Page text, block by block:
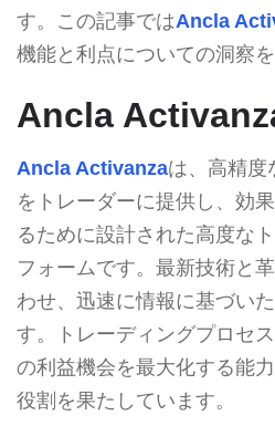
す。この記事ではAncla
機能と利点についての洞察を
Ancla
Ancla Activanzaは、高精度
をトレーダーに提供し、効
るために設計された高度な
フォームです。最新技術と
わせ、迅速に情報に基づい
す。トレーディングプロセ
の利益機会を最大化する能
役割を果たしています。